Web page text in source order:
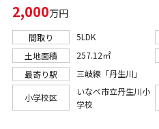
2,000万円
間取り 5LDK
土地面積
257.12㎡
最寄り駅
三岐線「丹生川」
小学校区
いなべ市立丹生川小
学校